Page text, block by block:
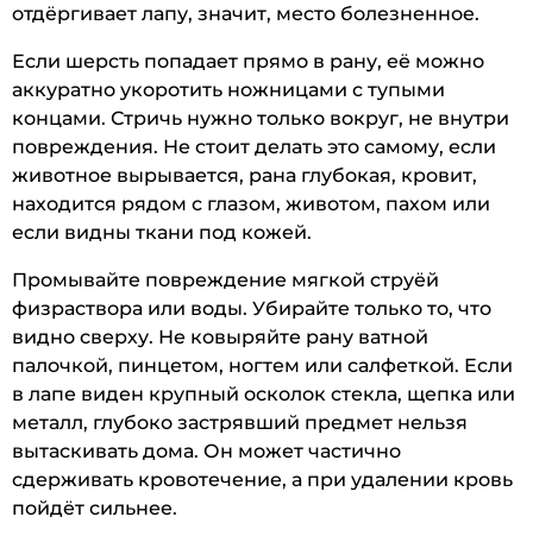
отдёргивает лапу, значит, место болезненное.
Если шерсть попадает прямо в рану, её можно
аккуратно укоротить ножницами с тупыми
концами. Стричь нужно только вокруг, не внутри
повреждения. Не стоит делать это самому, если
животное вырывается, рана глубокая, кровит,
находится рядом с глазом, животом, пахом или
если видны ткани под кожей.
Промывайте повреждение мягкой струёй
физраствора или воды. Убирайте только то, что
видно сверху. Не ковыряйте рану ватной
палочкой, пинцетом, ногтем или салфеткой. Если
в лапе виден крупный осколок стекла, щепка или
металл, глубоко застрявший предмет нельзя
вытаскивать дома. Он может частично
сдерживать кровотечение, а при удалении кровь
пойдёт сильнее.